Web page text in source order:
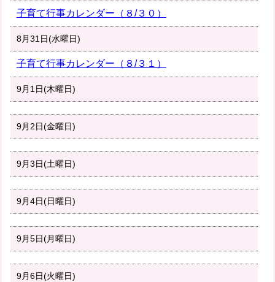
子育て行事カレンダー（８/３０）
8月31日(水曜日)
子育て行事カレンダー（８/３１）
9月1日(木曜日)
9月2日(金曜日)
9月3日(土曜日)
9月4日(日曜日)
9月5日(月曜日)
9月6日(火曜日)